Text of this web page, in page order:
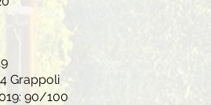
Grappoli
90/100